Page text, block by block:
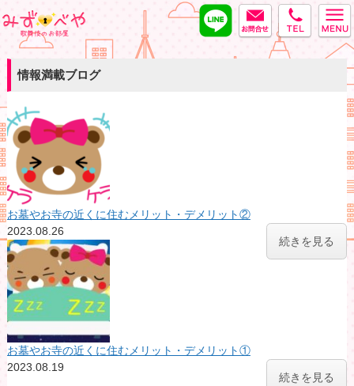
tel
MAIL
LINE
情報満載ブログ
お墓やお寺の近くに住むメリット・デメリット②
続きを見る
2023.08.26
お墓やお寺の近くに住むメリット・デメリット①
続きを見る
2023.08.19